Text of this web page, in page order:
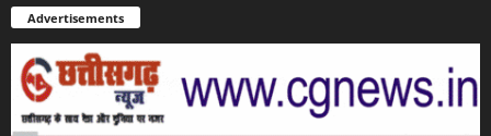
Advertisements